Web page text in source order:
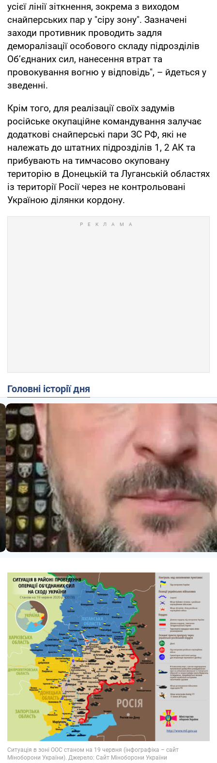
усієї лінії зіткнення, зокрема з виходом
снайперських пар у "сіру зону". Зазначені
заходи противник проводить задля
деморалізації особового складу підрозділів
Об’єднаних сил, нанесення втрат та
провокування вогню у відповідь", – йдеться у
зведенні.
Крім того, для реалізації своїх задумів
російське окупаційне командування залучає
додаткові снайперські пари ЗС РФ, які не
належать до штатних підрозділів 1, 2 АК та
прибувають на тимчасово окуповану
територію в Донецькій та Луганській областях
із території Росії через не контрольовані
Україною ділянки кордону.
Головні історії дня